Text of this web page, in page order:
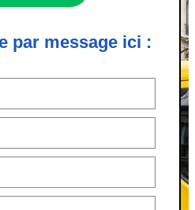
par message ici :